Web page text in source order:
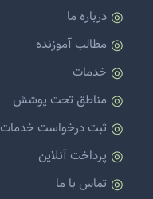
درباره ما
مطالب آموزنده
خدمات
مناطق تحت پوشش
ثبت درخواست خدمات
پرداخت آنلاین
تماس با ما